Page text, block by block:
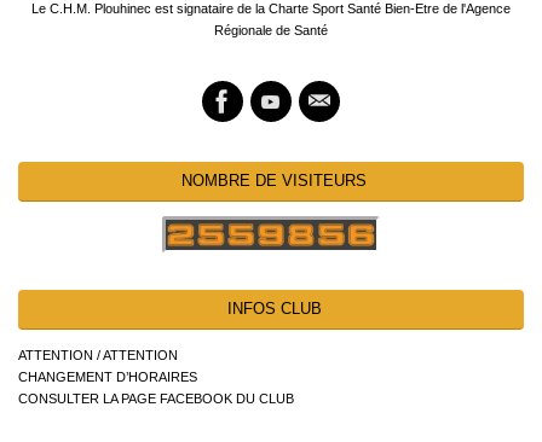
Le C.H.M. Plouhinec est signataire de la Charte Sport Santé Bien-Etre de l'Agence
Régionale de Santé
NOMBRE DE VISITEURS
INFOS CLUB
ATTENTION / ATTENTION
CHANGEMENT D’HORAIRES
CONSULTER LA PAGE FACEBOOK DU CLUB